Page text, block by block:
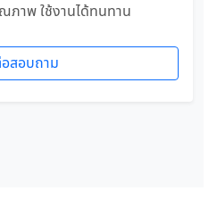
ภาพ ใช้งานได้ทนทาน
สอบถาม